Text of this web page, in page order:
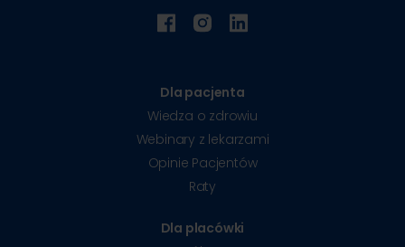
Dla pacjenta
Wiedza o zdrowiu
Webinary z lekarzami
Opinie Pacjentów
Raty
Dla placówki